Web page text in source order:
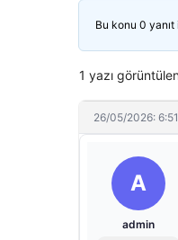
Bu konu 0
1 yazı
26/05/2026:
A
admin